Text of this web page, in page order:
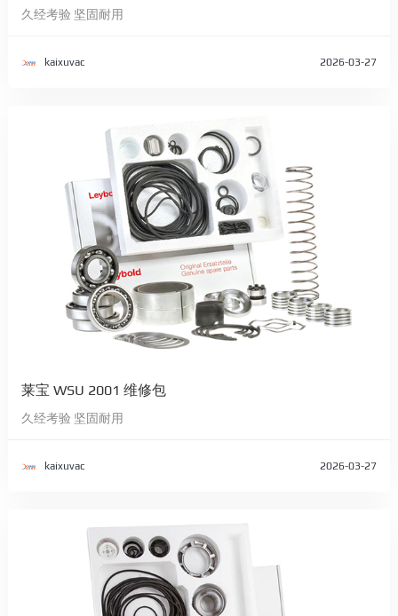
久经考验 坚固耐用
kaixuvac 2026-03-27
莱宝 WSU 2001 维修包
久经考验 坚固耐用
kaixuvac 2026-03-27